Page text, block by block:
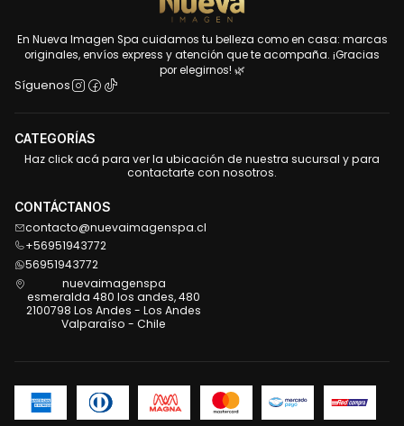
En Nueva Imagen Spa cuidamos tu belleza como en casa: marcas
originales, envíos express y atención que te acompaña. ¡Gracias
por elegirnos! 🌿
Síguenos
CATEGORÍAS
Haz click acá para ver la ubicación de nuestra sucursal y para
contactarte con nosotros.
CONTÁCTANOS
contacto@nuevaimagenspa.cl
+56951943772
56951943772
nuevaimagenspa
esmeralda 480 los andes, 480
2100798 Los Andes - Los Andes
Valparaíso - Chile